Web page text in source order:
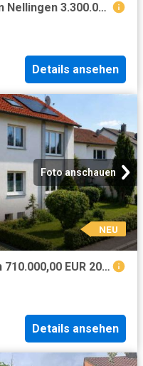
Haus zum Kaufen in Ostfildern Nellingen 3.300.000,00 EUR 1261.49 m²
Details ansehen
Foto anschauen
NEU
Haus zum Kaufen in Esslingen 710.000,00 EUR 202 m²
Details ansehen